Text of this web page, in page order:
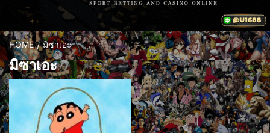
HOME มิซาเอะ
มิซาเอะ